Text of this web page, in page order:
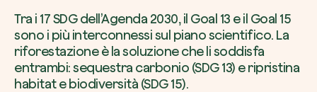
Tra i 17 SDG dell’Agenda 2030, il Goal 13 e il Goal 15
sono i più interconnessi sul piano scientifico. La
riforestazione è la soluzione che li soddisfa
entrambi: sequestra carbonio (SDG 13) e ripristina
habitat e biodiversità (SDG 15).